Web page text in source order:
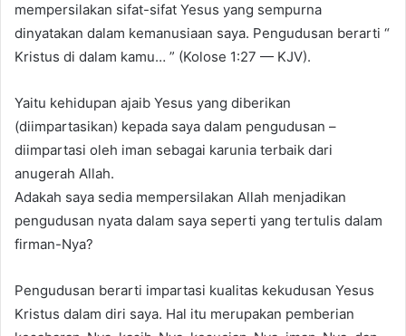
mempersilakan sifat-sifat Yesus yang sempurna
dinyatakan dalam kemanusiaan saya. Pengudusan berarti “
Kristus di dalam kamu… ” (Kolose 1:27 — KJV).
Yaitu kehidupan ajaib Yesus yang diberikan
(diimpartasikan) kepada saya dalam pengudusan –
diimpartasi oleh iman sebagai karunia terbaik dari
anugerah Allah.
Adakah saya sedia mempersilakan Allah menjadikan
pengudusan nyata dalam saya seperti yang tertulis dalam
firman-Nya?
Pengudusan berarti impartasi kualitas kekudusan Yesus
Kristus dalam diri saya. Hal itu merupakan pemberian